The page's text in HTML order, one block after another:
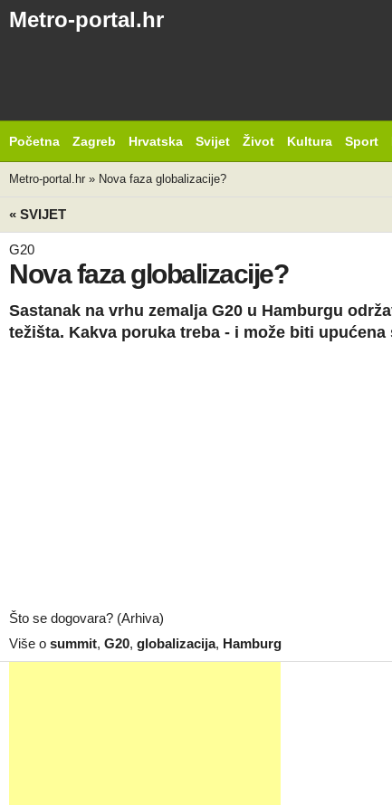
Metro-portal.hr
Početna Zagreb Hrvatska Svijet Život Kultura Sport
Metro-portal.hr » Nova faza globalizacije?
« SVIJET
G20
Nova faza globalizacije?
Sastanak na vrhu zemalja G20 u Hamburgu
težišta. Kakva poruka treba - i može biti upućena
Što se dogovara? (Arhiva)
Više o summit, G20, globalizacija, Hamburg